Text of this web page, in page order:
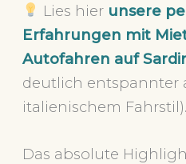
Lies hier unsere
Erfahrungen mit
Autofahren auf
deutlich entspannter
italienischem Fahrstil).
Das absolute